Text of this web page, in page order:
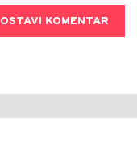
OSTAVI KOMENTAR